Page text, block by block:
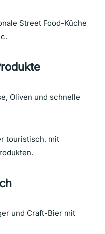
Street Food-Küche
Oliven und schnelle
touristisch, mit
und Craft-Bier mit